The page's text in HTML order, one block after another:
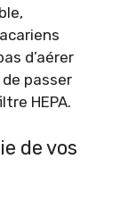
d’aérer
passer
HEPA.
de vos